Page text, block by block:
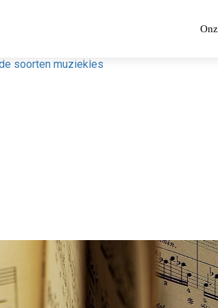
soorten muziekles